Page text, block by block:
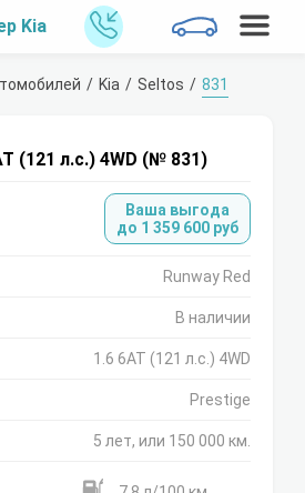
Kia
Kia Seltos 831
(121 л.с.) 4WD (№ 831)
Ваша выгода
до 1 359 600 руб
Runway Red
В наличии
1.6 6АТ (121 л.с.) 4WD
Prestige
5 лет, или 150 000 км.